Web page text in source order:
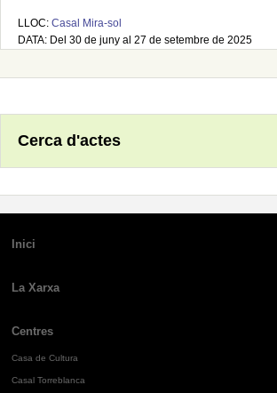
LLOC: Casal Mira-sol
DATA: Del 30 de juny al 27 de setembre de 2025
Cerca d'actes
Inici
La Xarxa
Centres
Casa de Cultura
Casal Torreblanca